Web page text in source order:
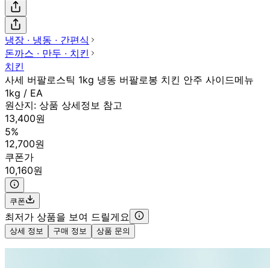
냉장 ∙ 냉동 ∙ 간편식
돈까스 ∙ 만두 ∙ 치킨
치킨
사세 버팔로스틱 1kg 냉동 버팔로봉 치킨 안주 사이드메뉴
1kg / EA
원산지: 상품 상세정보 참고
13,400원
5%
12,700원
쿠폰가
10,160원
쿠폰
최저가 상품을 보여 드릴게요
상세 정보 구매 정보 상품 문의